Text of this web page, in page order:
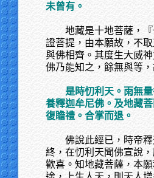
未曾有。
地藏是十地菩薩，
證菩提，由本願故，不
與佛相齊。其度生大威
佛乃能知之，餘無與等
是時忉利天。雨無
養釋迦牟尼佛。及地藏
復瞻禮。合掌而退。
佛說此經已，時帝
終，在忉利天聞佛宣說
歡喜。知地藏菩薩，本